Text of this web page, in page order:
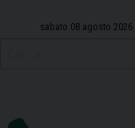
sabato 08 agosto 2026